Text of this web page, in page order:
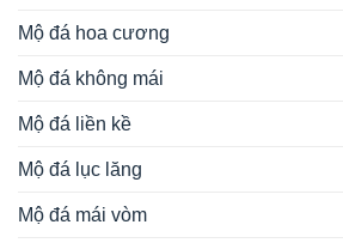
Mộ đá hoa cương
Mộ đá không mái
Mộ đá liền kề
Mộ đá lục lăng
Mộ đá mái vòm